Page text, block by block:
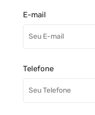
E-mail
Telefone